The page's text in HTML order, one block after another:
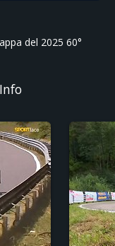
del 2025 60°
Info